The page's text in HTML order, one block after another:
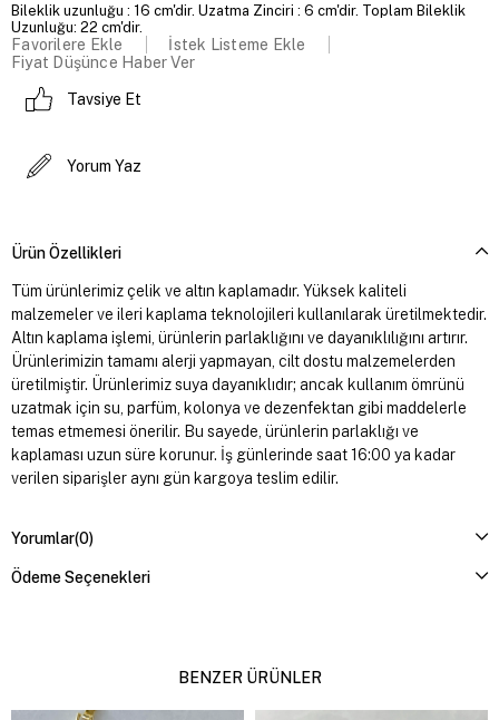
Bileklik uzunluğu : 16 cm'dir. Uzatma Zinciri : 6 cm'dir. Toplam Bileklik
Uzunluğu: 22 cm'dir.
Favorilere Ekle
İstek Listeme Ekle
Fiyat Düşünce Haber Ver
Tavsiye Et
Yorum Yaz
Ürün Özellikleri
Tüm ürünlerimiz çelik ve altın kaplamadır. Yüksek kaliteli
malzemeler ve ileri kaplama teknolojileri kullanılarak üretilmektedir.
Altın kaplama işlemi, ürünlerin parlaklığını ve dayanıklılığını artırır.
Ürünlerimizin tamamı alerji yapmayan, cilt dostu malzemelerden
üretilmiştir. Ürünlerimiz suya dayanıklıdır; ancak kullanım ömrünü
uzatmak için su, parfüm, kolonya ve dezenfektan gibi maddelerle
temas etmemesi önerilir. Bu sayede, ürünlerin parlaklığı ve
kaplaması uzun süre korunur. İş günlerinde saat 16:00 ya kadar
verilen siparişler aynı gün kargoya teslim edilir.
Yorumlar(0)
Ödeme Seçenekleri
BENZER ÜRÜNLER